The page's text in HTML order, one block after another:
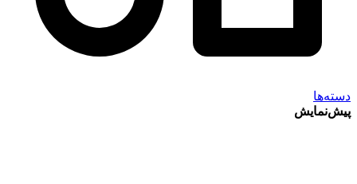
دسته‌ها
پیش‌نمایش